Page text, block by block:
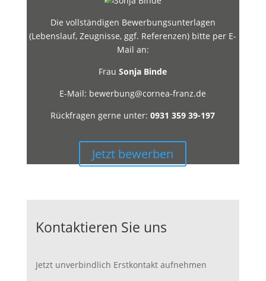
Die vollständigen Bewerbungsunterlagen
(Lebenslauf, Zeugnisse, ggf. Referenzen) bitte per E-
Mail an:
FrauSonja Binde
E-Mail: bewerbung@cornea-franz.de
Rückfragen gerne unter:0931 359 39-197
Jetzt bewerben
Kontaktieren Sie uns
Jetzt unverbindlich Erstkontakt aufnehmen